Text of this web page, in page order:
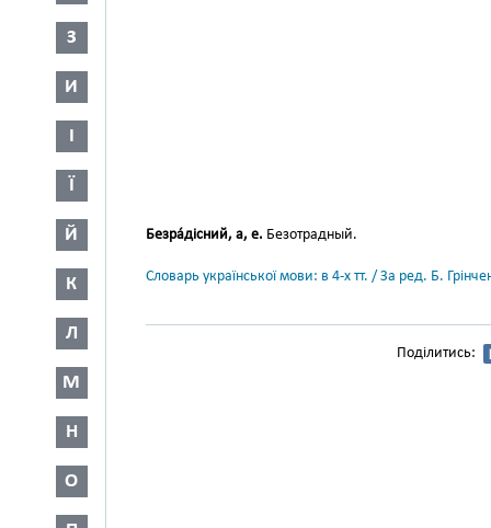
З
И
І
Ї
Й
К
Л
М
Н
О
Безра́дісний, а, е. Безотрадный.
Словарь української мови: в 4-х тт. / За ред. Б.
Поділитись: